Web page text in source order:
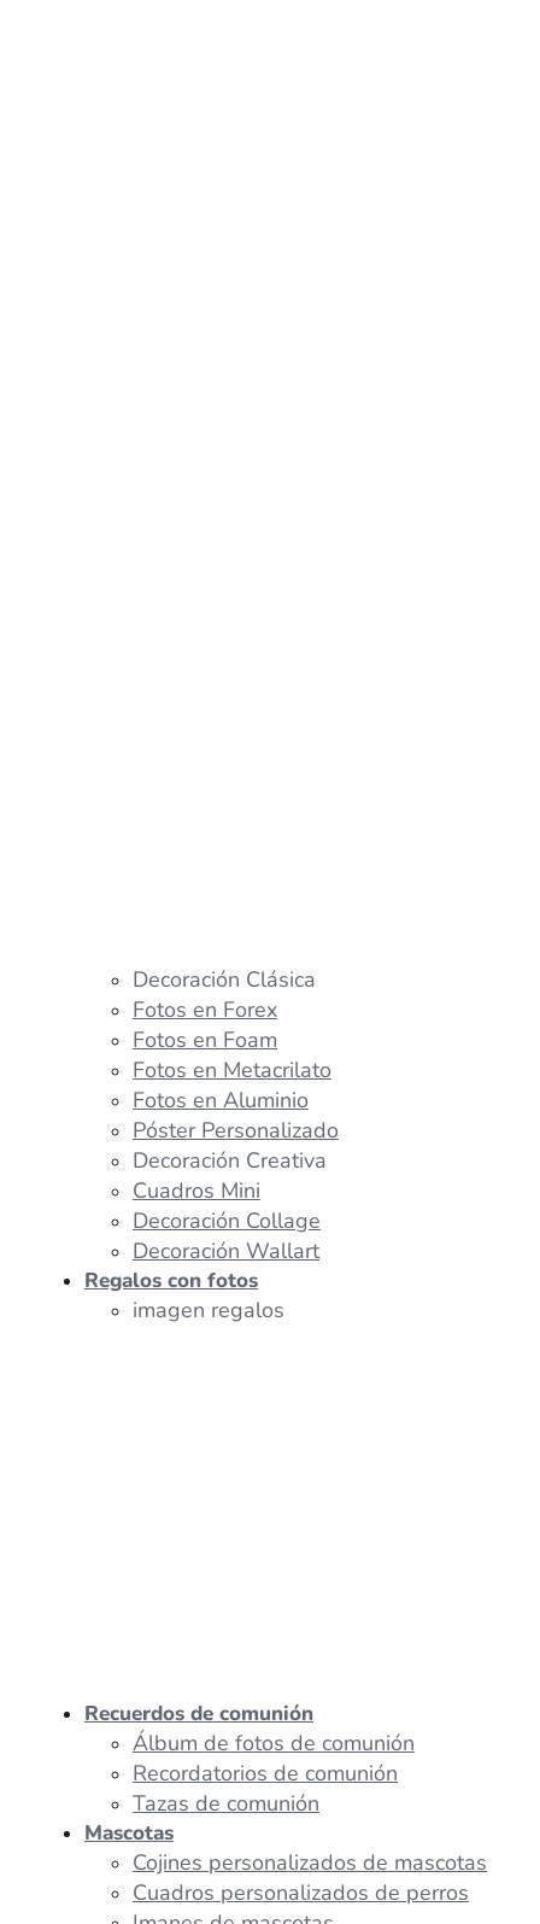
Decoración Clásica
Fotos en Forex
Fotos en Foam
Fotos en Metacrilato
Fotos en Aluminio
Póster Personalizado
Decoración Creativa
Cuadros Mini
Decoración Collage
Decoración Wallart
Regalos con fotos
imagen regalos
Recuerdos de comunión
Álbum de fotos de comunión
Recordatorios de comunión
Tazas de comunión
Mascotas
Cojines personalizados de mascotas
Cuadros personalizados de perros